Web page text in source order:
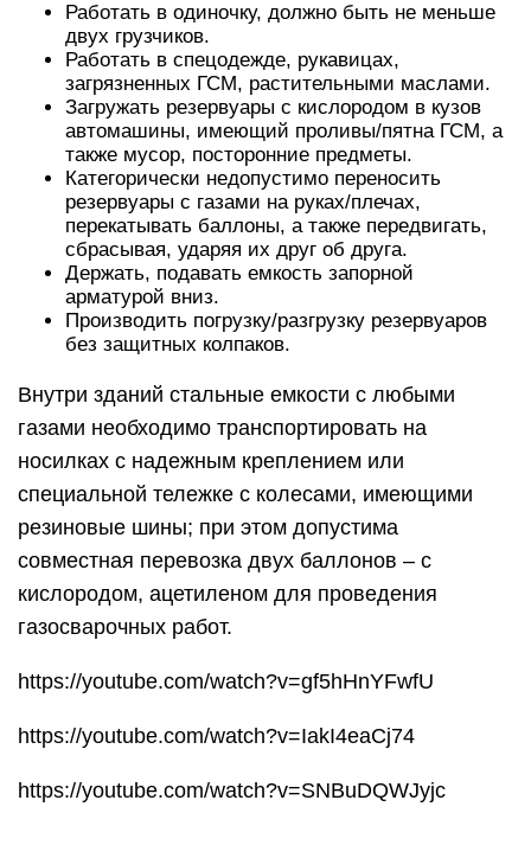
Работать в одиночку, должно быть не меньше
двух грузчиков.
Работать в спецодежде, рукавицах,
загрязненных ГСМ, растительными маслами.
Загружать резервуары с кислородом в кузов
автомашины, имеющий проливы/пятна ГСМ, а
также мусор, посторонние предметы.
Категорически недопустимо переносить
резервуары с газами на руках/плечах,
перекатывать баллоны, а также передвигать,
сбрасывая, ударяя их друг об друга.
Держать, подавать емкость запорной
арматурой вниз.
Производить погрузку/разгрузку резервуаров
без защитных колпаков.
Внутри зданий стальные емкости с любыми
газами необходимо транспортировать на
носилках с надежным креплением или
специальной тележке с колесами, имеющими
резиновые шины; при этом допустима
совместная перевозка двух баллонов – с
кислородом, ацетиленом для проведения
газосварочных работ.
https://youtube.com/watch?v=gf5hHnYFwfU
https://youtube.com/watch?v=IakI4eaCj74
https://youtube.com/watch?v=SNBuDQWJyjc